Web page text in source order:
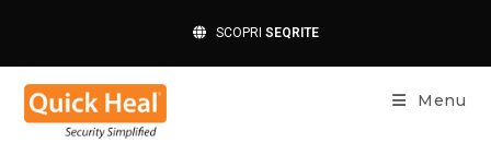
SCOPRI SEQRITE
Menu